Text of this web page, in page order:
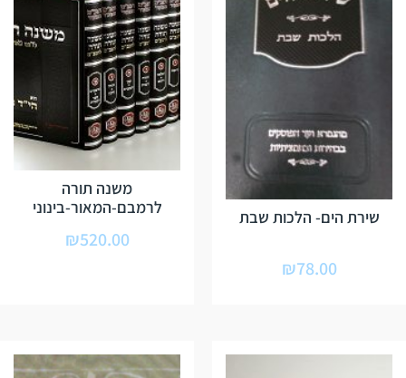
שירת הים- הלכות שבת
₪78.00
משנה תורה
לרמבם-המאור-בינוני
₪520.00